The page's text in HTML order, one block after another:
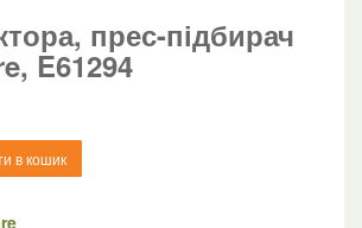
прес-підбирач
E61294
в кошик